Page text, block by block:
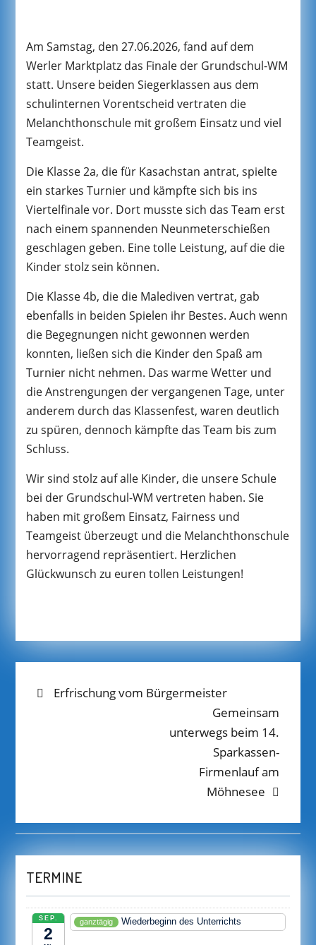
Am Samstag, den 27.06.2026, fand auf dem
Werler Marktplatz das Finale der Grundschul-WM
statt. Unsere beiden Siegerklassen aus dem
schulinternen Vorentscheid vertraten die
Melanchthonschule mit großem Einsatz und viel
Teamgeist.
Die Klasse 2a, die für Kasachstan antrat, spielte
ein starkes Turnier und kämpfte sich bis ins
Viertelfinale vor. Dort musste sich das Team erst
nach einem spannenden Neunmeterschießen
geschlagen geben. Eine tolle Leistung, auf die die
Kinder stolz sein können.
Die Klasse 4b, die die Malediven vertrat, gab
ebenfalls in beiden Spielen ihr Bestes. Auch wenn
die Begegnungen nicht gewonnen werden
konnten, ließen sich die Kinder den Spaß am
Turnier nicht nehmen. Das warme Wetter und
die Anstrengungen der vergangenen Tage, unter
anderem durch das Klassenfest, waren deutlich
zu spüren, dennoch kämpfte das Team bis zum
Schluss.
Wir sind stolz auf alle Kinder, die unsere Schule
bei der Grundschul-WM vertreten haben. Sie
haben mit großem Einsatz, Fairness und
Teamgeist überzeugt und die Melanchthonschule
hervorragend repräsentiert. Herzlichen
Glückwunsch zu euren tollen Leistungen!
BEITRAGS-
Previous
Erfrischung vom Bürgermeister
Next
post:
Gemeinsam
unterwegs beim 14.
Sparkassen-
Firmenlauf am
Möhnesee
TERMINE
SEP.
2
ganztägig Wiederbeginn des Unterrichts